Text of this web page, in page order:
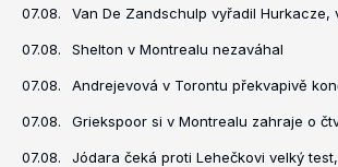
07.08. Van De Zandschulp vyřadil Hurkacze,
07.08. Shelton v Montrealu nezaváhal
07.08. Andrejevová v Torontu překvapivě
07.08. Griekspoor si v Montrealu zahraje o
07.08.
Jódara čeká proti Lehečkovi velký